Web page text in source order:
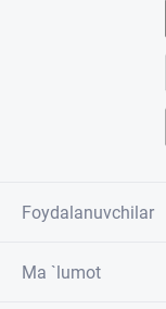
Foydalanuvchilar
Ma `lumot